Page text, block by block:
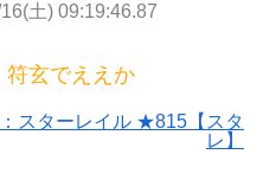
土) 09:19:46.87
符玄でええか
スターレイル ★815【スタ
レ】